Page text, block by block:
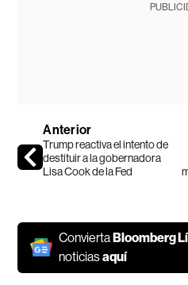
Anterior
Trump reactiva el intento de
destituir a la gobernadora
Lisa Cook de la Fed
ConviertaBloomberg
noticiasaquí